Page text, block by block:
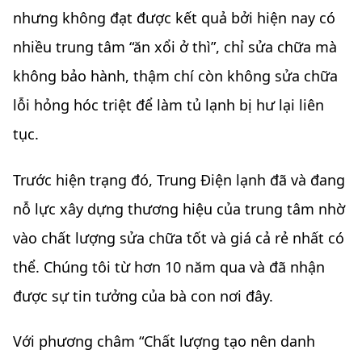
nhưng không đạt được kết quả bởi hiện nay có
nhiều trung tâm “ăn xổi ở thì”, chỉ sửa chữa mà
không bảo hành, thậm chí còn không sửa chữa
lỗi hỏng hóc triệt để làm tủ lạnh bị hư lại liên
tục.
Trước hiện trạng đó, Trung Điện lạnh đã và đang
nỗ lực xây dựng thương hiệu của trung tâm nhờ
vào chất lượng sửa chữa tốt và giá cả rẻ nhất có
thể. Chúng tôi từ hơn 10 năm qua và đã nhận
được sự tin tưởng của bà con nơi đây.
Với phương châm “Chất lượng tạo nên danh